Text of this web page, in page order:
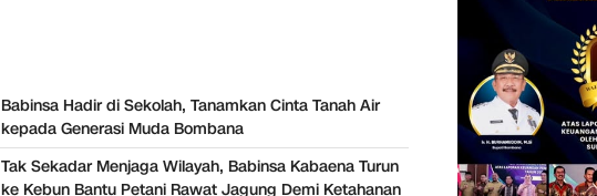
Babinsa Hadir di Sekolah, Tanamkan Cinta Tanah Air
kepada Generasi Muda Bombana
Tak Sekadar Menjaga Wilayah, Babinsa Kabaena Turun
ke Kebun Bantu Petani Rawat Jagung Demi Ketahanan